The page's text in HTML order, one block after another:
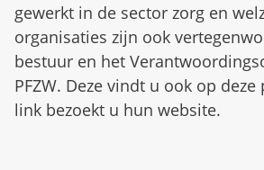
gewerkt in de sector zorg en
organisaties zijn ook
bestuur en het
PFZW. Deze vindt u ook op deze
link bezoekt u hun website.